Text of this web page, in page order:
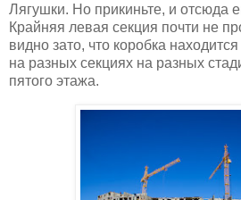
Лягушки. Но прикиньте, и отсюда
Крайняя левая секция почти не
видно зато, что коробка
на разных секциях на разных
пятого этажа.